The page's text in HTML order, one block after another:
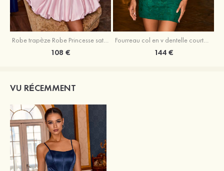
Robe trapèze Robe Princesse satin sans manches courte/mini robe de fête de la rentrée
108 €
Fourreau col en v dentelle courte/mini robe de fête de la rentré avec perles
144 €
VU RÉCEMMENT